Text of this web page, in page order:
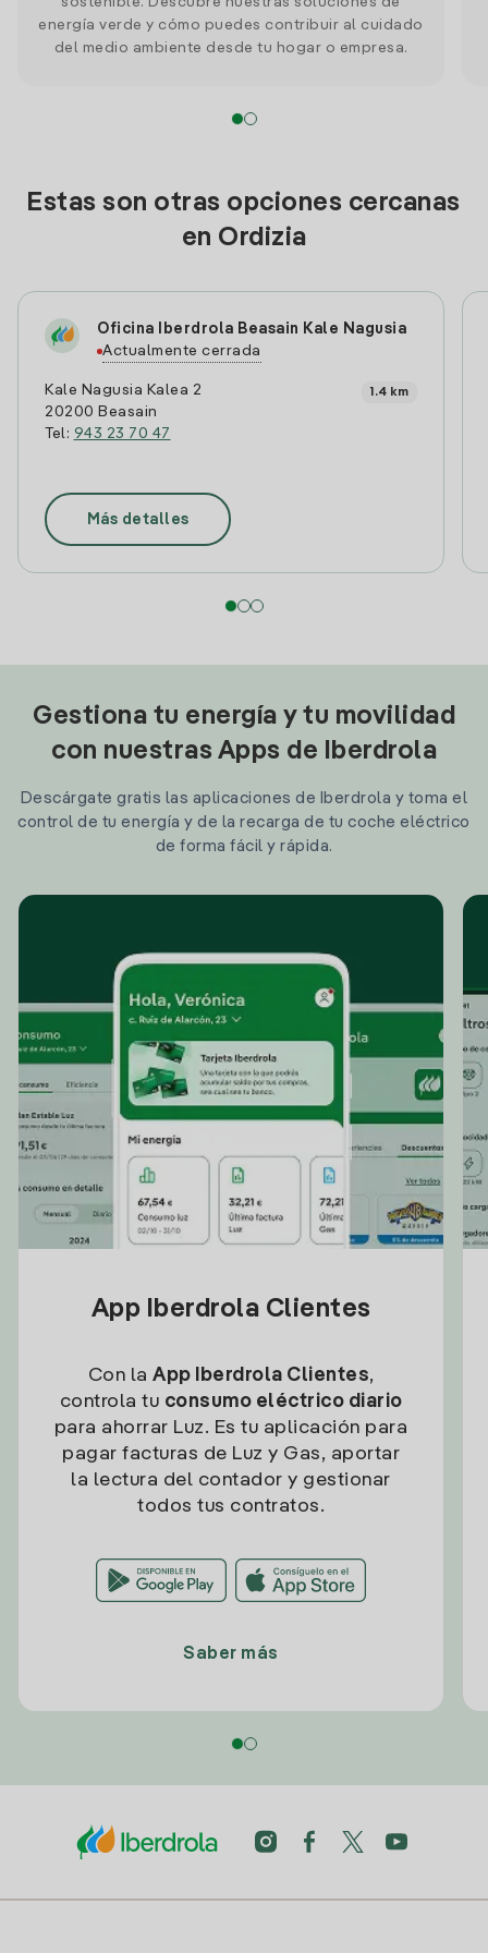
energía verde y cómo puedes contribuir al cuidado
del medio ambiente desde tu hogar o empresa.
Estas son otras opciones cercanas
en Ordizia
Oficina Iberdrola Beasain Kale Nagusia
Actualmente cerrada
Kale Nagusia Kalea 2
20200 Beasain
Tel: 943 23 70 47
1.4 km
Más detalles
Gestiona tu energía y tu movilidad
con nuestras Apps de Iberdrola
Descárgate gratis las aplicaciones de Iberdrola y toma el
control de tu energía y de la recarga de tu coche eléctrico
de forma fácil y rápida.
App Iberdrola Clientes
Con la App Iberdrola Clientes,
controla tu consumo eléctrico diario
para ahorrar Luz. Es tu aplicación para
pagar facturas de Luz y Gas, aportar
la lectura del contador y gestionar
todos tus contratos.
Saber más